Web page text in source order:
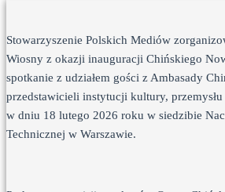
Stowarzyszenie Polskich Mediów
Wiosny z okazji inauguracji Chińskiego
spotkanie z udziałem gości z Ambasady
przedstawicieli instytucji kultury, przemysłu
w dniu 18 lutego 2026 roku w siedzibie
Technicznej w Warszawie.